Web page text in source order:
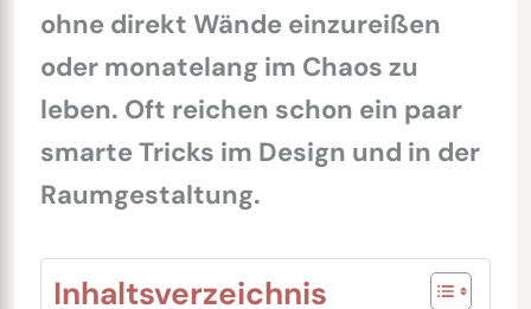
ohne direkt Wände einzureißen
oder monatelang im Chaos zu
leben. Oft reichen schon ein paar
smarte Tricks im Design und in der
Raumgestaltung.
Inhaltsverzeichnis